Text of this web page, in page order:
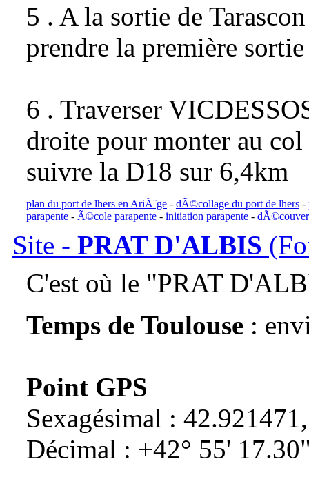
5 . A la sortie de
prendre la première
6 . Traverser
droite pour monter au
suivre la D18 sur 6,4km
plan du port de lhers en AriÃ¨ge - dÃ©collage du port de lhers -
parapente - Ã©cole parapente - initiation parapente -
Site - PRAT D'ALBIS
C'est où le "PRAT
Temps de Toulouse :
Point GPS
Sexagésimal :
Décimal : +42° 55'